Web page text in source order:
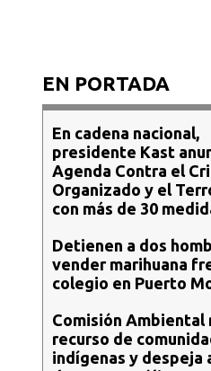
EN PORTADA
En cadena nacional,
presidente Kast
Agenda Contra el
Organizado y el
con más de 30
Detienen a dos
vender marihuana
colegio en Puerto
Comisión Ambiental
recurso de
indígenas y despeja